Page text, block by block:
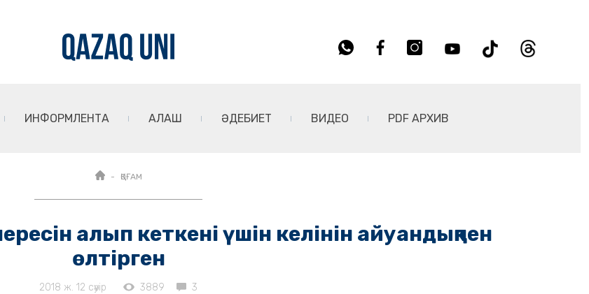
ИНФОРМЛЕНТА АЛАШ ӘДЕБИЕТ ВИДЕО PDF АРХИВ
ҚОҒАМ
алып кеткені үшін келінін айуандықпен
өлтірген
2018 ж. 12 сәуір 3889 3